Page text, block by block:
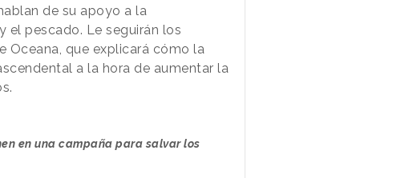
de su apoyo a la
el pescado. Le seguirán los
Oceana, que explicará cómo la
a la hora de aumentar la
en una campaña para salvar los